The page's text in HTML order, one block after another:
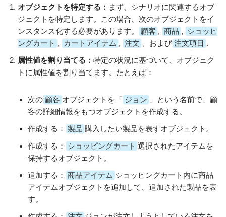
オブジェクトを特定する： まず、シナリオに関連するオブ
ジェクトを特定します。この場合、次のオブジェクトをイ
ンスタンス化する必要があります。
顧客 , 商品 , ショッピ
ングカート , カートアイテム , 注文 、および 注文項目 .
属性値を割り当てる： 特定の状況に基づいて、オブジェク
トに属性値を割り当てます。たとえば：
次の 顧客 オブジェクトを「 ジョン 」という名前で、顧
客の詳細情報をもつオブジェクトを作成する。
作成する： 製品 購入したい製品を表すオブジェクト。
作成する：
ショッピングカート 選択されたアイテムを
保持するオブジェクト。
追加する： 商品アイテム ショッピングカート内に商品
アイテムオブジェクトを追加して、追加された製品を表
す。